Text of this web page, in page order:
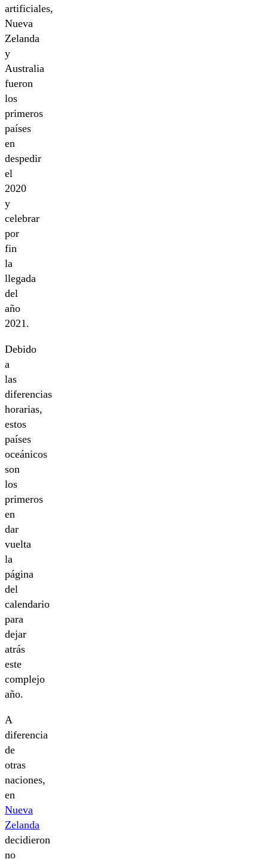
artificiales,
Nueva
Zelanda
y
Australia
fueron
los
primeros
países
en
despedir
el
2020
y
celebrar
por
fin
la
llegada
del
año
2021.
Debido
a
las
diferencias
horarias,
estos
países
oceánicos
son
los
primeros
en
dar
vuelta
la
página
del
calendario
para
dejar
atrás
este
complejo
año.
A
diferencia
de
otras
naciones,
en
Nueva
Zelanda
decidieron
no